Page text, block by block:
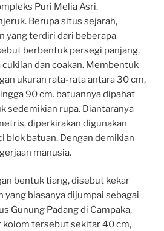
Puri Melia Asri.
Berupa situs sejarah,
yang terdiri dari beberapa
berbentuk persegi panjang,
dan coakan. Membentuk
ukuran rata-rata antara 30 cm,
90 cm. batuannya dipahat
sedemikian rupa. Diantaranya
diperkirakan digunakan
blok batuan. Dengan demikian
manusia.
bentuk tiang, disebut kekar
yang biasanya dijumpai sebagai
Gunung Padang di Campaka,
kolom tersebut sekitar 40 cm,